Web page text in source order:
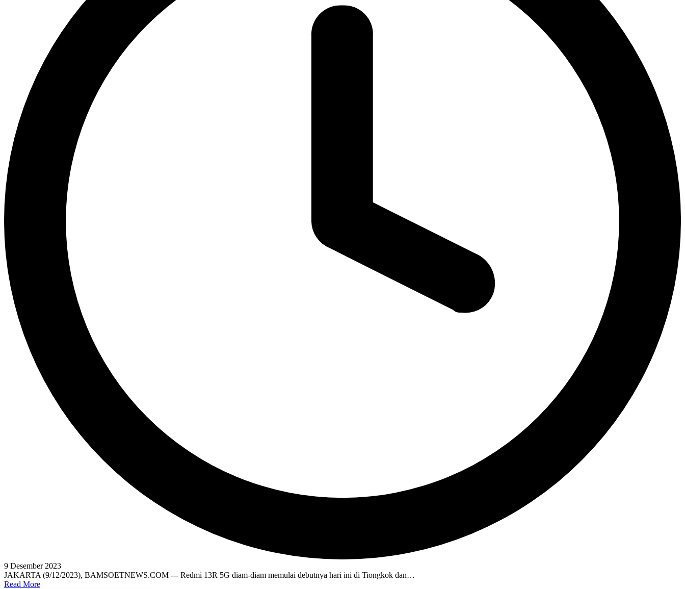
9 Desember 2023
JAKARTA (9/12/2023), BAMSOETNEWS.COM --- Redmi 13R 5G diam-diam memulai debutnya hari ini di Tiongkok dan…
Read More